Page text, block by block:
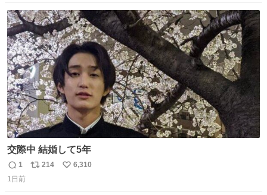
る 見上愛 上坂樹里 平埜生成
ト
数
数
交際中 結婚して5年
返
信
1
リ
214
い
6,310
1日前